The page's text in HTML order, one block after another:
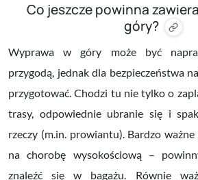
Co jeszcze powinna
góry?
Wyprawa w góry może być
przygodą, jednak dla bezpieczeństwa
przygotować.Chodzi tu nie tylko o
trasy, odpowiednie ubranie się i
rzeczy (m.in. prowiantu). Bardzo
na chorobę wysokościową –
znaleźć się w bagażu. Równie